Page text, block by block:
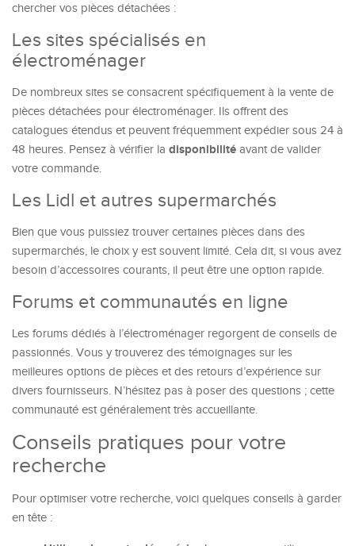
chercher vos pièces détachées :
Les sites spécialisés en
électroménager
De nombreux sites se consacrent spécifiquement à la vente de
pièces détachées pour électroménager. Ils offrent des
catalogues étendus et peuvent fréquemment expédier sous 24 à
48 heures. Pensez à vérifier la disponibilité avant de valider
votre commande.
Les Lidl et autres supermarchés
Bien que vous puissiez trouver certaines pièces dans des
supermarchés, le choix y est souvent limité. Cela dit, si vous avez
besoin d’accessoires courants, il peut être une option rapide.
Forums et communautés en ligne
Les forums dédiés à l’électroménager regorgent de conseils de
passionnés. Vous y trouverez des témoignages sur les
meilleures options de pièces et des retours d’expérience sur
divers fournisseurs. N’hésitez pas à poser des questions ; cette
communauté est généralement très accueillante.
Conseils pratiques pour votre
recherche
Pour optimiser votre recherche, voici quelques conseils à garder
en tête :